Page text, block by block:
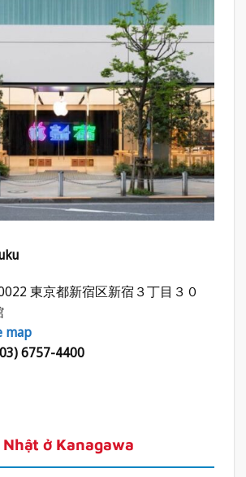
東京都新宿区新宿３丁目３０
map
6757-4400
ở Kanagawa